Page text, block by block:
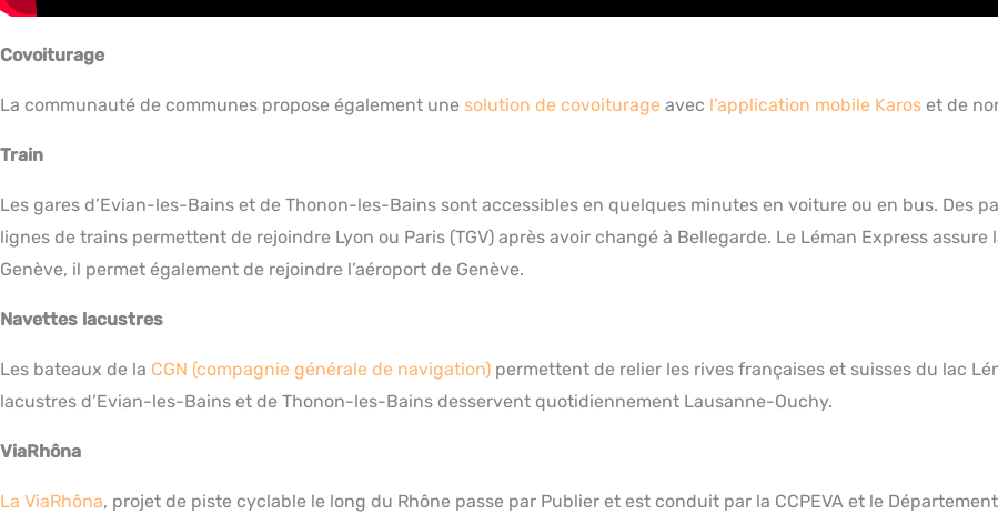
Covoiturage
La communauté de communes propose également une solution de covoiturage avec l’application mobile Karos et de
Train
Les gares d’Evian-les-Bains et de Thonon-les-Bains sont accessibles en quelques minutes en voiture ou en bus. Des
lignes de trains permettent de rejoindre Lyon ou Paris (TGV) après avoir changé à Bellegarde. Le Léman Express
Genève, il permet également de rejoindre l’aéroport de Genève.
Navettes lacustres
Les bateaux de la CGN (compagnie générale de navigation) permettent de relier les rives françaises et suisses du lac
lacustres d’Evian-les-Bains et de Thonon-les-Bains desservent quotidiennement Lausanne-Ouchy.
ViaRhôna
La ViaRhôna, projet de piste cyclable le long du Rhône passe par Publier et est conduit par la CCPEVA et le